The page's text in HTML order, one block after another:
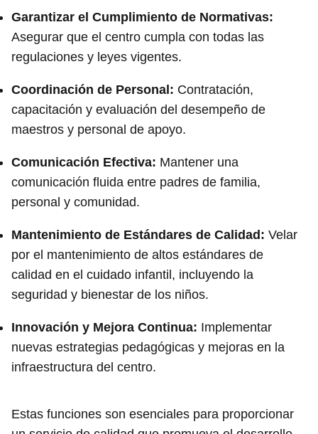
Garantizar el Cumplimiento de Normativas:
Asegurar que el centro cumpla con todas las
regulaciones y leyes vigentes.
Coordinación de Personal: Contratación,
capacitación y evaluación del desempeño de
maestros y personal de apoyo.
Comunicación Efectiva: Mantener una
comunicación fluida entre padres de familia,
personal y comunidad.
Mantenimiento de Estándares de Calidad: Velar
por el mantenimiento de altos estándares de
calidad en el cuidado infantil, incluyendo la
seguridad y bienestar de los niños.
Innovación y Mejora Continua: Implementar
nuevas estrategias pedagógicas y mejoras en la
infraestructura del centro.
Estas funciones son esenciales para proporcionar